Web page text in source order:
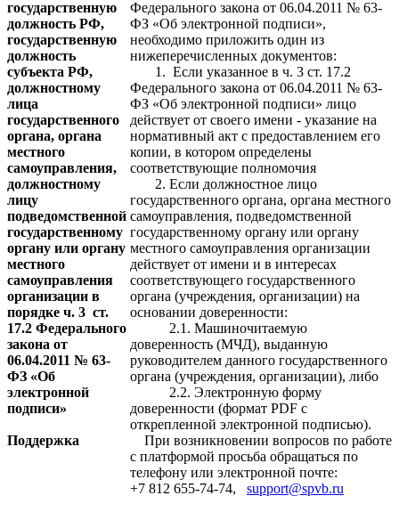
государственную
должность РФ,
государственную
должность
субъекта РФ,
должностному
лица
государственного
органа, органа
местного
самоуправления,
должностному
лицу
подведомственной
государственному
органу или органу
местного
самоуправления
организации в
порядке ч. 3 ст.
17.2 Федерального
закона от
06.04.2011 № 63-
ФЗ «Об
электронной
подписи»
Федерального закона от 06.04.2011 № 63-
ФЗ «Об электронной подписи»,
необходимо приложить один из
нижеперечисленных документов:
1. Если указанное в ч. 3 ст. 17.2
Федерального закона от 06.04.2011 № 63-
ФЗ «Об электронной подписи» лицо
действует от своего имени - указание на
нормативный акт с предоставлением его
копии, в котором определены
соответствующие полномочия
2. Если должностное лицо
государственного органа, органа местного
самоуправления, подведомственной
государственному органу или органу
местного самоуправления организации
действует от имени и в интересах
соответствующего государственного
органа (учреждения, организации) на
основании доверенности:
2.1. Машиночитаемую
доверенность (МЧД), выданную
руководителем данного государственного
органа (учреждения, организации), либо
2.2. Электронную форму
доверенности (формат PDF с
открепленной электронной подписью).
Поддержка
При возникновении вопросов по работе
с платформой просьба обращаться по
телефону или электронной почте:
+7 812 655-74-74, support@spvb.ru